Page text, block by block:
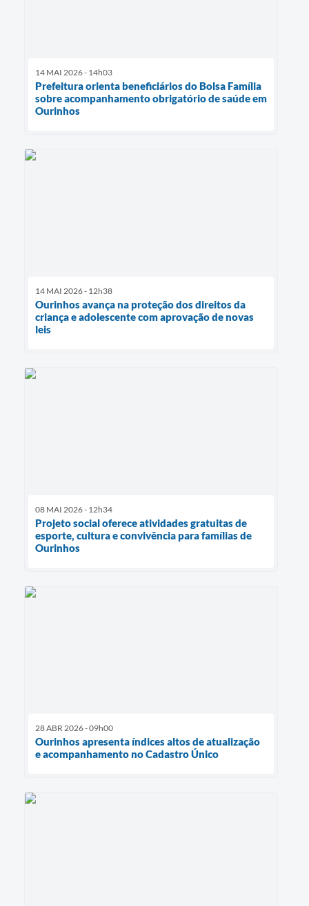
14 MAI 2026 - 14h03
Prefeitura orienta beneficiários do Bolsa Família
sobre acompanhamento obrigatório de saúde em
Ourinhos
14 MAI 2026 - 12h38
Ourinhos avança na proteção dos direitos da
criança e adolescente com aprovação de novas
leis
08 MAI 2026 - 12h34
Projeto social oferece atividades gratuitas de
esporte, cultura e convivência para famílias de
Ourinhos
28 ABR 2026 - 09h00
Ourinhos apresenta índices altos de atualização
e acompanhamento no Cadastro Único